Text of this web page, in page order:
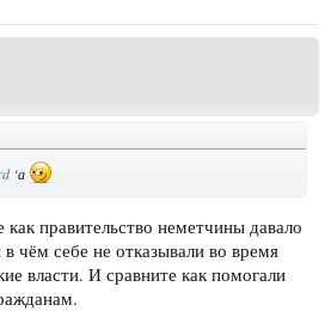
‘а
правительство неметчины давало
чём себе не отказывали во время
власти. И сравните как помогали